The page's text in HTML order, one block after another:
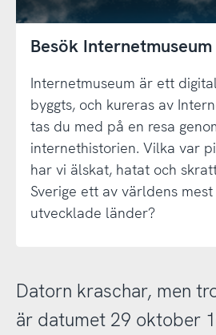
Besök Internetmuseum
Internetmuseum är ett
byggts, och kureras av
tas du med på en resa
internethistorien. Vilka var
har vi älskat, hatat och
Sverige ett av världens
utvecklade länder?
Datorn kraschar, men
är datumet 29 oktober